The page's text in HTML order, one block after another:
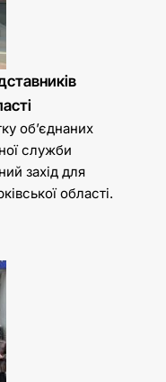
об’єднаних
служби
захід для
області.